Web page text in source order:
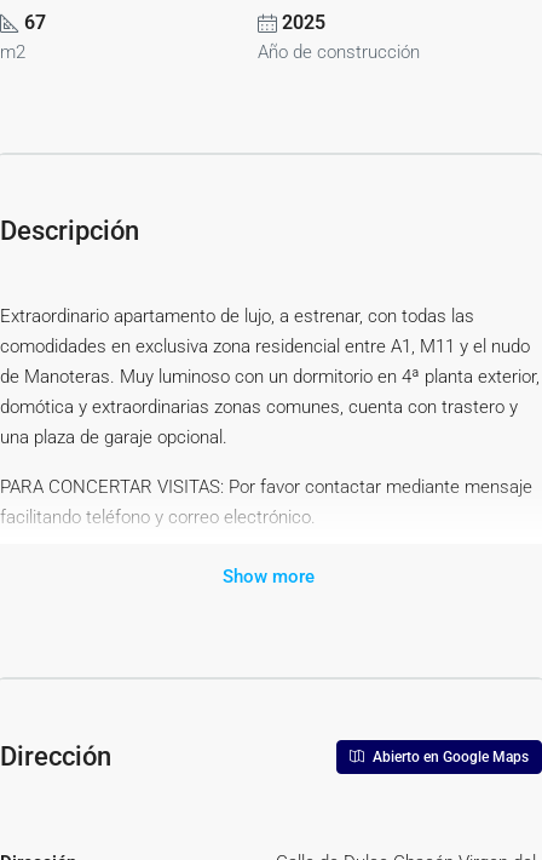
67
m2
2025
Año de construcción
Descripción
Extraordinario apartamento de lujo, a estrenar, con todas las
comodidades en exclusiva zona residencial entre A1, M11 y el nudo
de Manoteras. Muy luminoso con un dormitorio en 4ª planta exterior,
domótica y extraordinarias zonas comunes, cuenta con trastero y
una plaza de garaje opcional.
PARA CONCERTAR VISITAS: Por favor contactar mediante mensaje
facilitando teléfono y correo electrónico.
La vivienda cuenta con una superficie construida sin incluir comunes
Show more
Dirección Abierto en Google Maps